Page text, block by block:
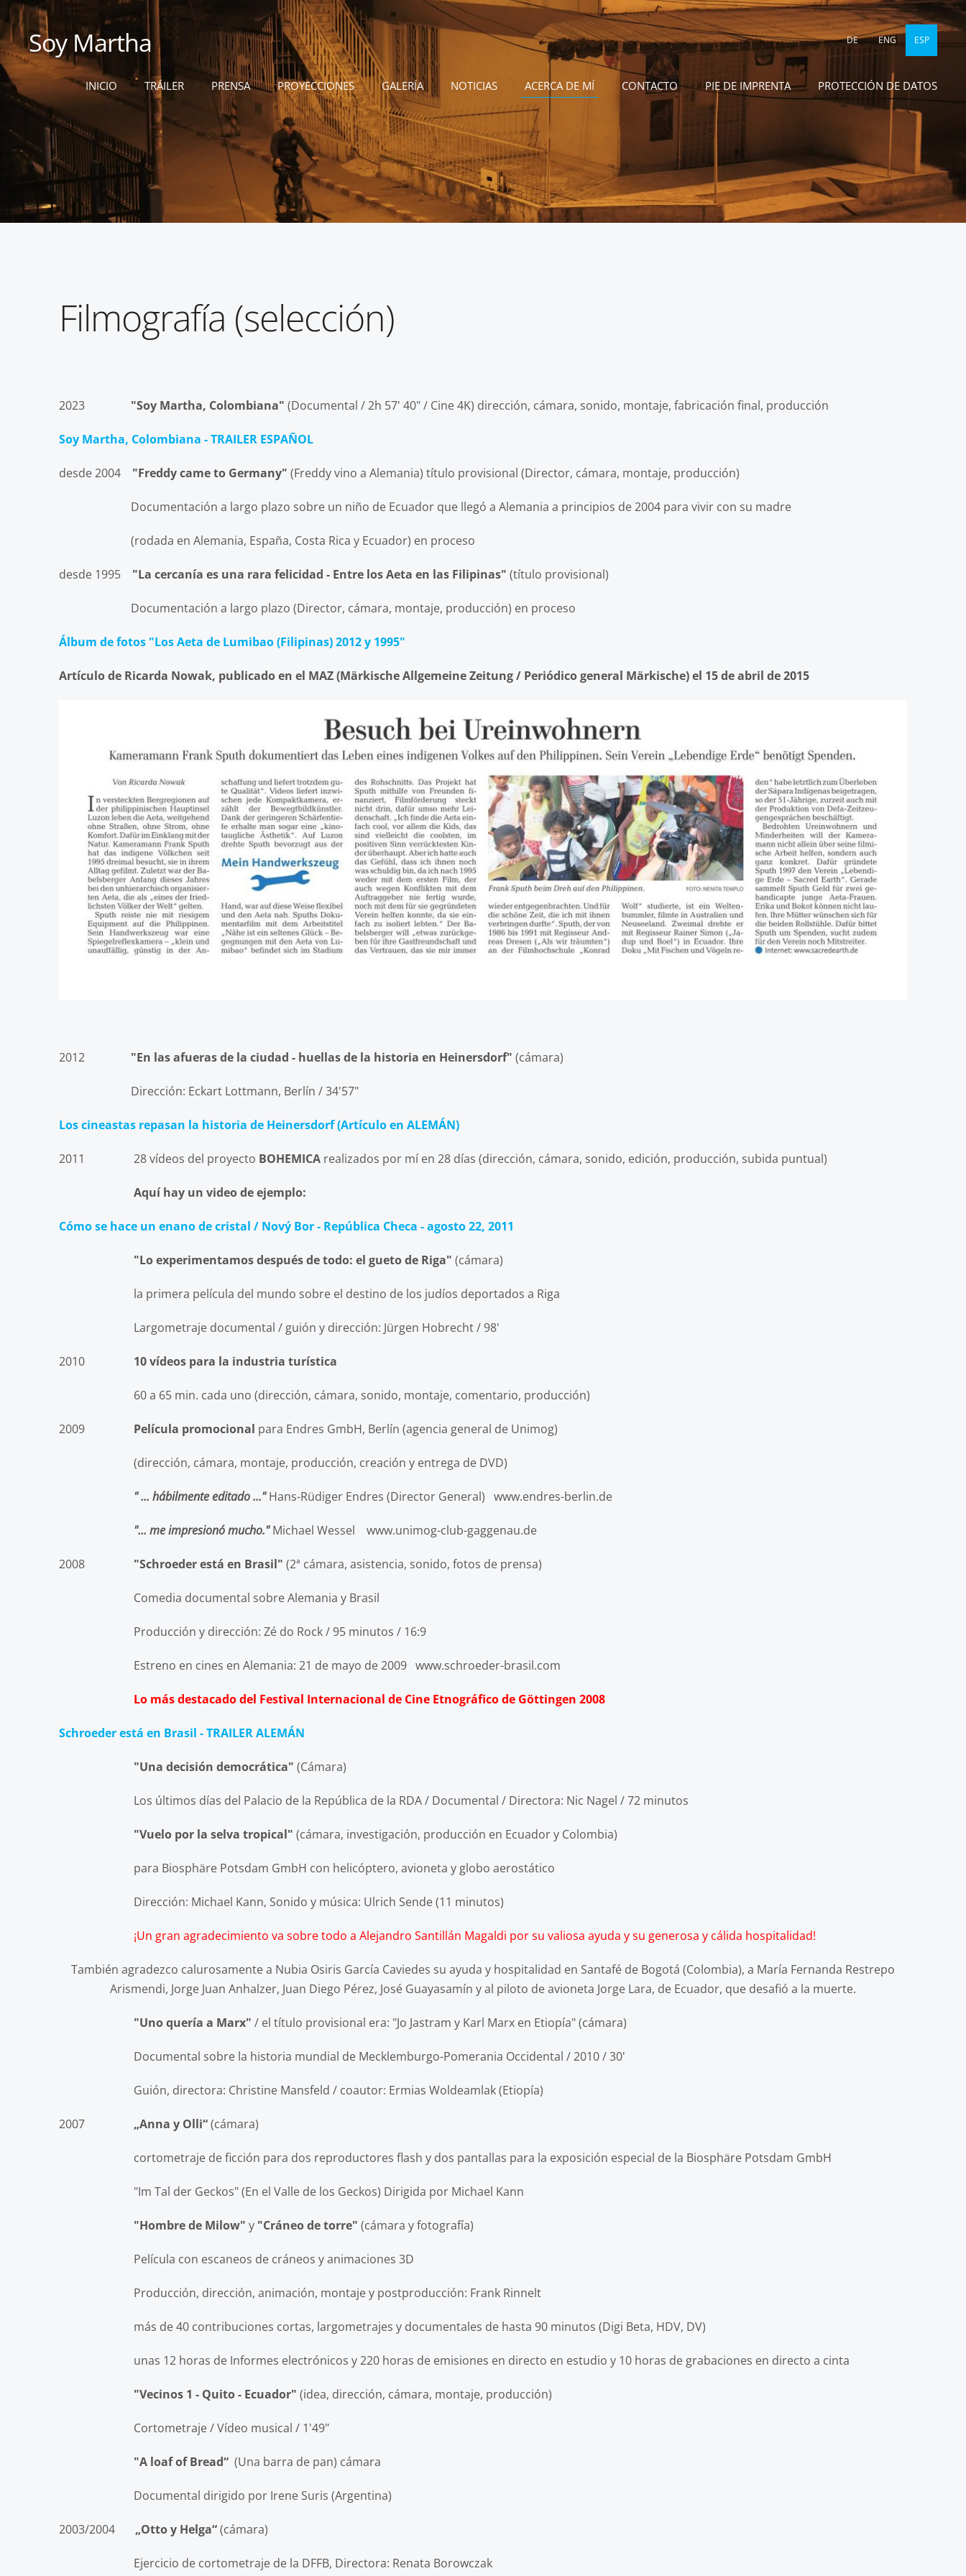
Soy Martha
INICIO TRÁILER PRENSA PROYECCIONES GALERÍA NOTICIAS ACERCA DE MÍ CONTACTO PIE DE IMPRENTA PROTECCIÓN DE DATOS
DE ENG ESP
Filmografía (selección)
2023 "Soy Martha, Colombiana" (Documental /2h 57' 40"/ Cine 4K) dirección, cámara, sonido, montaje, fabricación final, producción
Soy Martha, Colombiana - TRAILER ESPAÑOL
desde 2004 "Freddy came to Germany" (Freddy vino a Alemania) título provisional (Director, cámara, montaje, producción)
Documentación a largo plazo sobre un niño de Ecuador que llegó a Alemania a principios de 2004 para vivir con su madre
(rodada en Alemania, España, Costa Rica y Ecuador) en proceso
desde 1995 "La cercanía es una rara felicidad - Entre los Aeta en las Filipinas" (título provisional)
Documentación a largo plazo (Director, cámara, montaje, producción) en proceso
Álbum de fotos "Los Aeta de Lumibao (Filipinas) 2012 y 1995"
Artículo de Ricarda Nowak, publicado en el MAZ (Märkische Allgemeine Zeitung / Periódico general Märkische) el 15 de abril de 2015
2012 "En las afueras de la ciudad - huellas de la historia en Heinersdorf" (cámara)
Dirección: Eckart Lottmann, Berlín / 34'57"
Los cineastas repasan la historia de Heinersdorf (Artículo en ALEMÁN)
2011 28 vídeos del proyecto BOHEMICA realizados por mí en 28 días (dirección, cámara, sonido, edición, producción, subida puntual)
Aquí hay un video de ejemplo:
Cómo se hace un enano de cristal / Nový Bor - República Checa - agosto 22, 2011
"Lo experimentamos después de todo: el gueto de Riga" (cámara)
la primera película del mundo sobre el destino de los judíos deportados a Riga
Largometraje documental / guión y dirección: Jürgen Hobrecht / 98'
2010 10 vídeos para la industria turística
60 a 65 min. cada uno (dirección, cámara, sonido, montaje, comentario, producción)
2009 Película promocional para Endres GmbH, Berlín (agencia general de Unimog)
(dirección, cámara, montaje, producción, creación y entrega de DVD)
" ... hábilmente editado ..." Hans-Rüdiger Endres (Director General) www.endres-berlin.de
"... me impresionó mucho." Michael Wessel www.unimog-club-gaggenau.de
2008 "Schroeder está en Brasil" (2ª cámara, asistencia, sonido, fotos de prensa)
Comedia documental sobre Alemania y Brasil
Producción y dirección: Zé do Rock / 95 minutos / 16:9
Estreno en cines en Alemania: 21 de mayo de 2009 www.schroeder-brasil.com
Lo más destacado del Festival Internacional de Cine Etnográfico de Göttingen 2008
Schroeder está en Brasil - TRAILER ALEMÁN
"Una decisión democrática" (Cámara)
Los últimos días del Palacio de la República de la RDA / Documental / Directora: Nic Nagel / 72 minutos
"Vuelo por la selva tropical" (cámara, investigación, producción en Ecuador y Colombia)
para Biosphäre Potsdam GmbH con helicóptero, avioneta y globo aerostático
Dirección: Michael Kann, Sonido y música: Ulrich Sende (11 minutos)
¡Un gran agradecimiento va sobre todo a Alejandro Santillán Magaldi por su valiosa ayuda y su generosa y cálida hospitalidad!
También agradezco calurosamente a Nubia Osiris García Caviedes su ayuda y hospitalidad en Santafé de Bogotá (Colombia), a María Fernanda Restrepo
Arismendi, Jorge Juan Anhalzer, Juan Diego Pérez, José Guayasamín y al piloto de avioneta Jorge Lara, de Ecuador, que desafió a la muerte.
"Uno quería a Marx" / el título provisional era: "Jo Jastram y Karl Marx en Etiopía" (cámara)
Documental sobre la historia mundial de Mecklemburgo-Pomerania Occidental / 2010 / 30'
Guión, directora: Christine Mansfeld / coautor: Ermias Woldeamlak (Etiopía)
2007 „Anna y Olli“(cámara)
cortometraje de ficción para dos reproductores flash y dos pantallas para la exposición especial de la Biosphäre Potsdam GmbH
"Im Tal der Geckos" (En el Valle de los Geckos) Dirigida por Michael Kann
"Hombre de Milow" y "Cráneo de torre" (cámara y fotografía)
Película con escaneos de cráneos y animaciones 3D
Producción, dirección, animación, montaje y postproducción: Frank Rinnelt
más de 40 contribuciones cortas, largometrajes y documentales de hasta 90 minutos (Digi Beta, HDV, DV)
unas 12 horas de Informes electrónicos y 220 horas de emisiones en directo en estudio y 10 horas de grabaciones en directo a cinta
"Vecinos 1 - Quito - Ecuador" (idea, dirección, cámara, montaje, producción)
Cortometraje / Vídeo musical / 1'49"
"A loaf of Bread“ (Una barra de pan) cámara
Documental dirigido por Irene Suris (Argentina)
2003/2004 „Otto y Helga“(cámara)
Ejercicio de cortometraje de la DFFB, Directora: Renata Borowczak